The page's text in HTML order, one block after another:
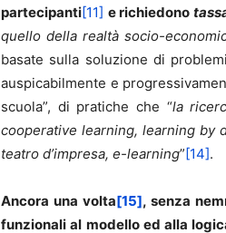
partecipanti[11] e richiedono
quello della realtà socio-
basate sulla soluzione di
auspicabilmente e
scuola”, di pratiche che “la
cooperative learning, learning by
teatro d’impresa, e-learning”[14].
Ancora una volta[15], senza
funzionali al modello ed alla